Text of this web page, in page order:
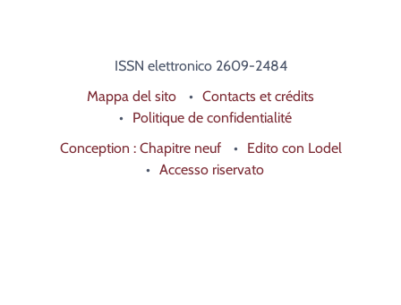
ISSN elettronico 2609-2484
Mappa del sito
Contacts et crédits
Politique de confidentialité
Conception : Chapitre neuf
Edito con Lodel
Accesso riservato